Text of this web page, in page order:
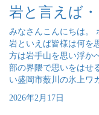
岩と言えば・
みなさんこんにちは。
岩といえば皆様は何を
方は岩手山を思い浮か
部の界隈で思いをは
い盛岡市薮川の氷上ワ
2026年2月17日